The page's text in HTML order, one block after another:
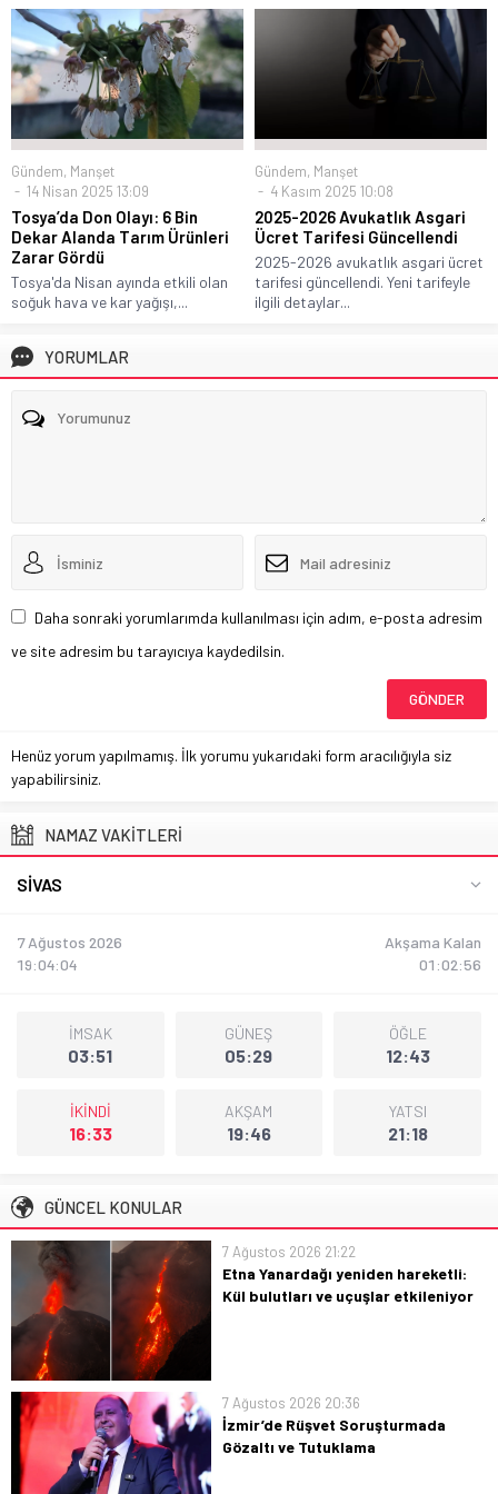
Gündem, Manşet
14 Nisan 2025 13:09
Tosya’da Don Olayı: 6 Bin
Dekar Alanda Tarım Ürünleri
Zarar Gördü
Tosya'da Nisan ayında etkili olan
soğuk hava ve kar yağışı,...
Gündem, Manşet
4 Kasım 2025 10:08
2025-2026 Avukatlık Asgari
Ücret Tarifesi Güncellendi
2025-2026 avukatlık asgari ücret
tarifesi güncellendi. Yeni tarifeyle
ilgili detaylar...
YORUMLAR
Daha sonraki yorumlarımda kullanılması için adım, e-posta adresim
ve site adresim bu tarayıcıya kaydedilsin.
Henüz yorum yapılmamış. İlk yorumu yukarıdaki form aracılığıyla siz
yapabilirsiniz.
NAMAZ VAKİTLERİ
SIVAS
7 Ağustos 2026
19:04:05
Akşama Kalan
01:02:55
İMSAK
03:51
GÜNEŞ
05:29
ÖĞLE
12:43
İKİNDİ
16:33
AKŞAM
19:46
YATSI
21:18
GÜNCEL KONULAR
7 Ağustos 2026 21:22
Etna Yanardağı yeniden hareketli:
Kül bulutları ve uçuşlar etkileniyor
7 Ağustos 2026 20:36
İzmir’de Rüşvet Soruşturmada
Gözaltı ve Tutuklama